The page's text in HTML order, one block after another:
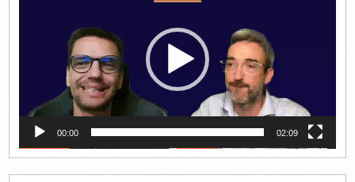
00:00 02:09